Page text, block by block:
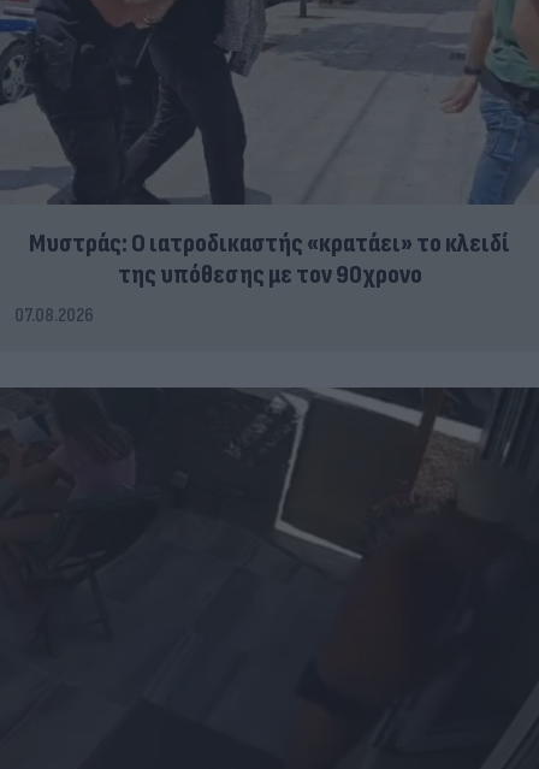
Μυστράς: Ο ιατροδικαστής «κρατάει» το κλειδί
της υπόθεσης με τον 90χρονο
07.08.2026